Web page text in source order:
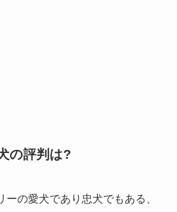
の評判は?
ーの愛犬であり忠犬でもある、